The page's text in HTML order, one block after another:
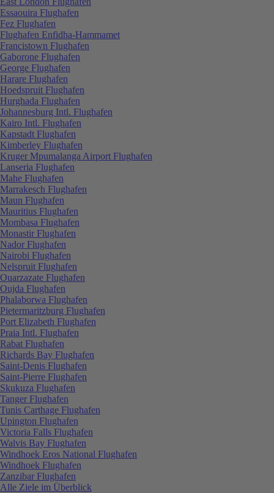
Essaouira Flughafen
Fez Flughafen
Flughafen Enfidha-Hammamet
Francistown Flughafen
Gaborone Flughafen
George Flughafen
Harare Flughafen
Hoedspruit Flughafen
Hurghada Flughafen
Johannesburg Intl. Flughafen
Kairo Intl. Flughafen
Kapstadt Flughafen
Kimberley Flughafen
Kruger Mpumalanga Airport Flughafen
Lanseria Flughafen
Mahe Flughafen
Marrakesch Flughafen
Maun Flughafen
Mauritius Flughafen
Mombasa Flughafen
Monastir Flughafen
Nador Flughafen
Nairobi Flughafen
Nelspruit Flughafen
Ouarzazate Flughafen
Oujda Flughafen
Phalaborwa Flughafen
Pietermaritzburg Flughafen
Port Elizabeth Flughafen
Praia Intl. Flughafen
Rabat Flughafen
Richards Bay Flughafen
Saint-Denis Flughafen
Saint-Pierre Flughafen
Skukuza Flughafen
Tanger Flughafen
Tunis Carthage Flughafen
Upington Flughafen
Victoria Falls Flughafen
Walvis Bay Flughafen
Windhoek Eros National Flughafen
Windhoek Flughafen
Zanzibar Flughafen
Alle Ziele im Überblick